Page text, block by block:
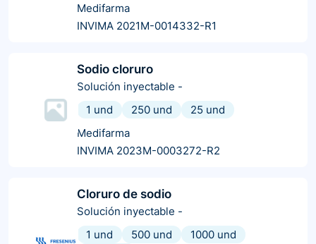
Medifarma
INVIMA 2021M-0014332-R1
Sodio cloruro
Solución inyectable -
1 und
250 und
25 und
Medifarma
INVIMA 2023M-0003272-R2
Cloruro de sodio
Solución inyectable -
1 und
500 und
1000 und